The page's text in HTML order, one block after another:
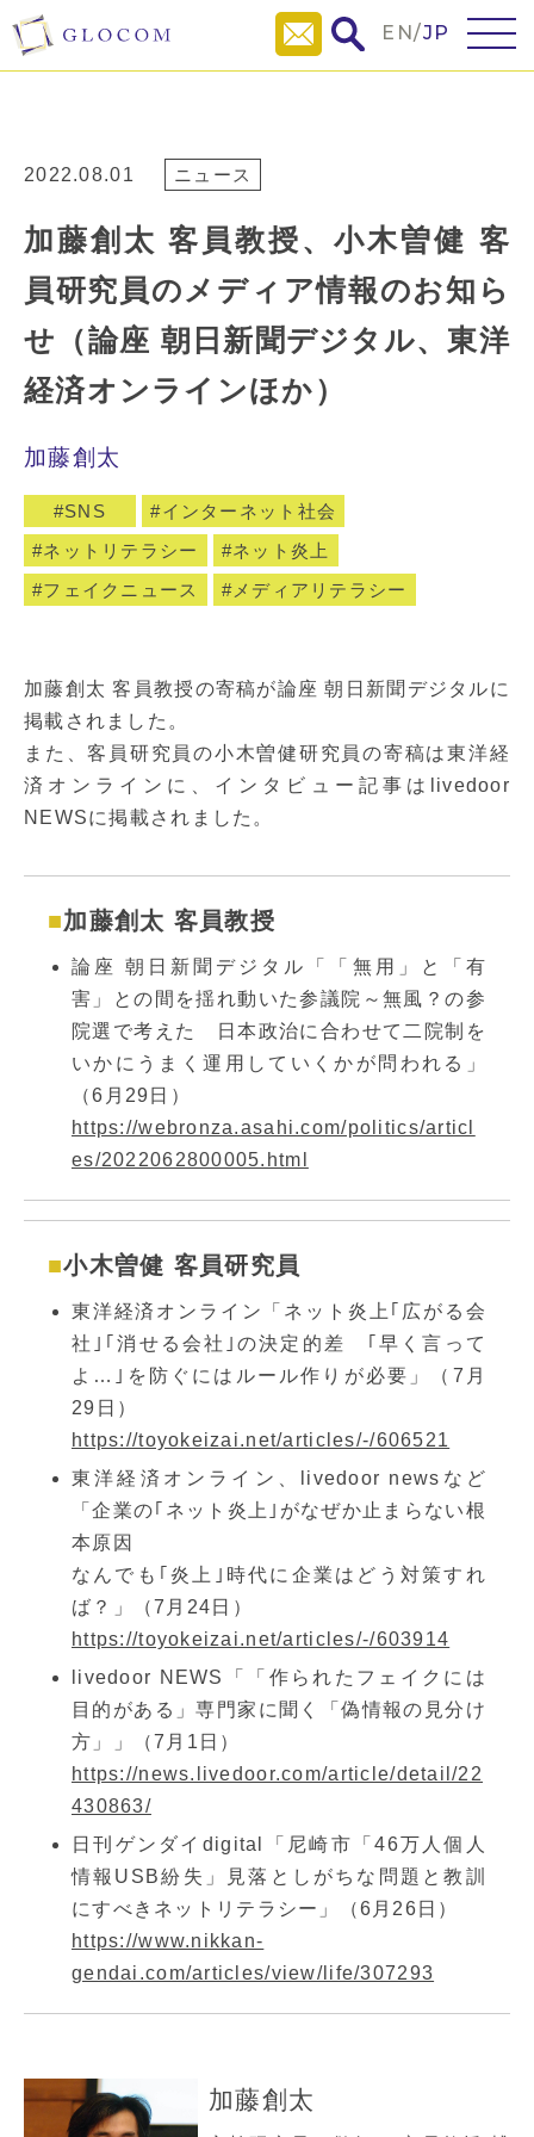
EN/JP
2022.08.01 ニュース
加藤創太 客員教授、小木曽健 客
員研究員のメディア情報のお知ら
せ（論座 朝日新聞デジタル、東洋
経済オンラインほか）
加藤創太
SNS
インターネット社会
ネットリテラシー
ネット炎上
フェイクニュース
メディアリテラシー
加藤創太 客員教授の寄稿が論座 朝日新聞デジタルに
掲載されました。
また、客員研究員の小木曽健研究員の寄稿は東洋経
済オンラインに、インタビュー記事はlivedoor
NEWSに掲載されました。
加藤創太 客員教授
論座 朝日新聞デジタル「「無用」と「有
害」との間を揺れ動いた参議院～無風？の参
院選で考えた 日本政治に合わせて二院制を
いかにうまく運用していくかが問われる」
（6月29日）
https://webronza.asahi.com/politics/articl
es/2022062800005.html
小木曽健 客員研究員
東洋経済オンライン「ネット炎上｢広がる会
社｣｢消せる会社｣の決定的差 ｢早く言って
よ…｣を防ぐにはルール作りが必要」（7月
29日）
https://toyokeizai.net/articles/-/606521
東洋経済オンライン、livedoor newsなど
「企業の｢ネット炎上｣がなぜか止まらない根
本原因
なんでも｢炎上｣時代に企業はどう対策すれ
ば？」（7月24日）
https://toyokeizai.net/articles/-/603914
livedoor NEWS「「作られたフェイクには
目的がある」専門家に聞く「偽情報の見分け
方」」（7月1日）
https://news.livedoor.com/article/detail/22
430863/
日刊ゲンダイdigital「尼崎市「46万人個人
情報USB紛失」見落としがちな問題と教訓
にすべきネットリテラシー」（6月26日）
https://www.nikkan-
gendai.com/articles/view/life/307293
加藤創太